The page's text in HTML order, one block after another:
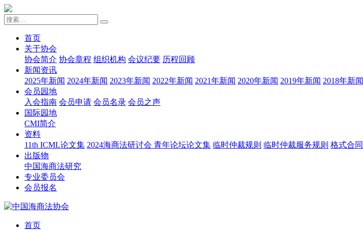
首页
关于协会
协会简介 协会章程 组织机构 会议纪要 历程回顾
新闻资讯
2025年新闻 2024年新闻 2023年新闻 2022年新闻 2021年新闻 2020年新闻 2019年新闻 2018年新闻
会员园地
入会指南 会员申请 会员名录 会员之声
国际园地
CMI简介
资料
11th ICML论文集 2024海商法研讨会 青年论坛论文集 临时仲裁规则 临时仲裁服务规则 格式合同
出版物
中国海商法研究
专业委员会
会员报名
首页